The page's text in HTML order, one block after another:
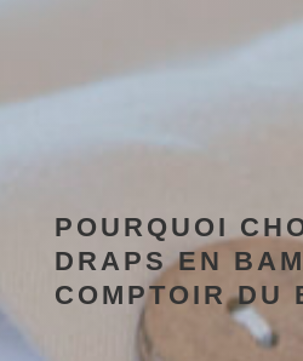
POURQUOI
DRAPS EN
COMPTOIR DU